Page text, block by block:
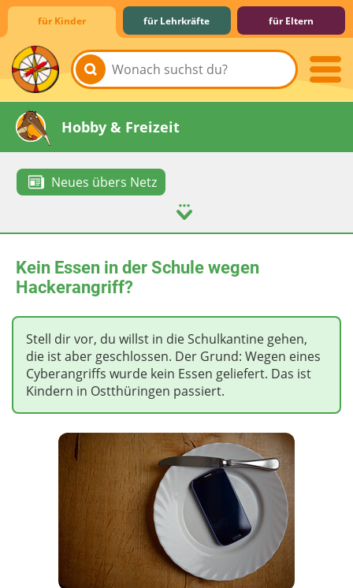
für Kinder für Lehrkräfte für Eltern
Lernen & Schule
Hobby & Freizeit
Neues übers Netz
Spiel & Spaß
Mitreden & Mitmachen
Kein Essen in der Schule wegen
Hackerangriff?
Stell dir vor, du willst in die Schulkantine gehen,
die ist aber geschlossen. Der Grund: Wegen eines
Cyberangriffs wurde kein Essen geliefert. Das ist
Kindern in Ostthüringen passiert.